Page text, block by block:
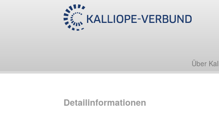
Über
Detailinformationen